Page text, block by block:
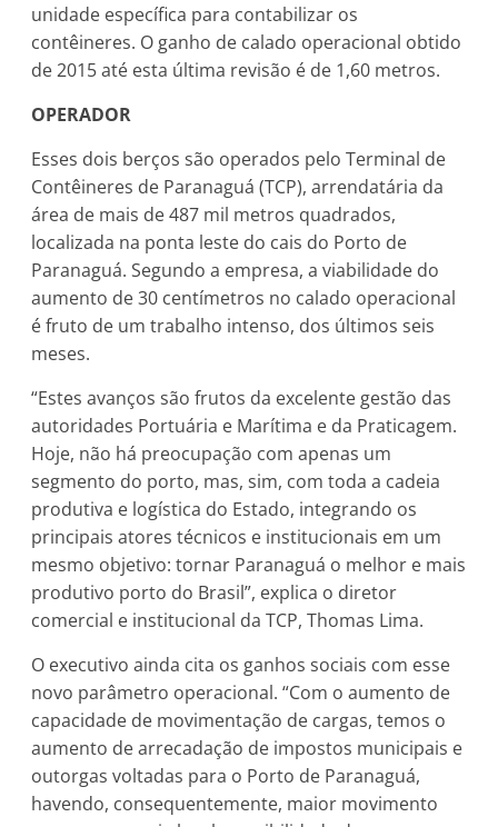
unidade específica para contabilizar os
contêineres. O ganho de calado operacional obtido
de 2015 até esta última revisão é de 1,60 metros.
OPERADOR
Esses dois berços são operados pelo Terminal de
Contêineres de Paranaguá (TCP), arrendatária da
área de mais de 487 mil metros quadrados,
localizada na ponta leste do cais do Porto de
Paranaguá. Segundo a empresa, a viabilidade do
aumento de 30 centímetros no calado operacional
é fruto de um trabalho intenso, dos últimos seis
meses.
“Estes avanços são frutos da excelente gestão das
autoridades Portuária e Marítima e da Praticagem.
Hoje, não há preocupação com apenas um
segmento do porto, mas, sim, com toda a cadeia
produtiva e logística do Estado, integrando os
principais atores técnicos e institucionais em um
mesmo objetivo: tornar Paranaguá o melhor e mais
produtivo porto do Brasil”, explica o diretor
comercial e institucional da TCP, Thomas Lima.
O executivo ainda cita os ganhos sociais com esse
novo parâmetro operacional. “Com o aumento de
capacidade de movimentação de cargas, temos o
aumento de arrecadação de impostos municipais e
outorgas voltadas para o Porto de Paranaguá,
havendo, consequentemente, maior movimento